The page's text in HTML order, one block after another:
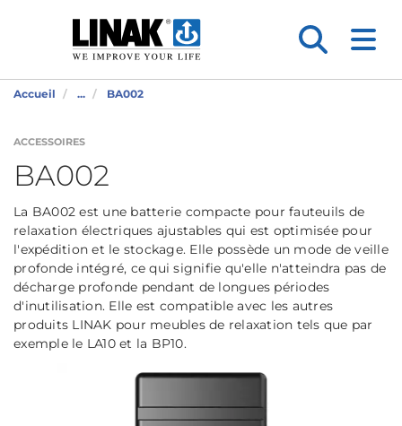
Accueil ... BA002
ACCESSOIRES
BA002
La BA002 est une batterie compacte pour fauteuils de
relaxation électriques ajustables qui est optimisée pour
l'expédition et le stockage. Elle possède un mode de veille
profonde intégré, ce qui signifie qu'elle n'atteindra pas de
décharge profonde pendant de longues périodes
d'inutilisation. Elle est compatible avec les autres
produits LINAK pour meubles de relaxation tels que par
exemple le LA10 et la BP10.